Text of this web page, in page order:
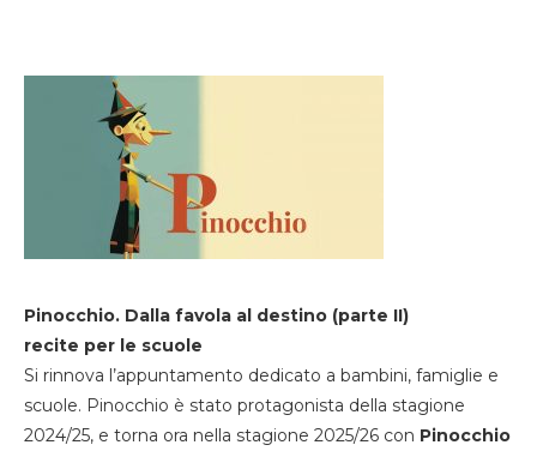
Pinocchio. Dalla favola al destino (parte II)
recite per le scuole
Si rinnova l’appuntamento dedicato a bambini, famiglie e
scuole. Pinocchio è stato protagonista della stagione
2024/25, e torna ora nella stagione 2025/26 con Pinocchio